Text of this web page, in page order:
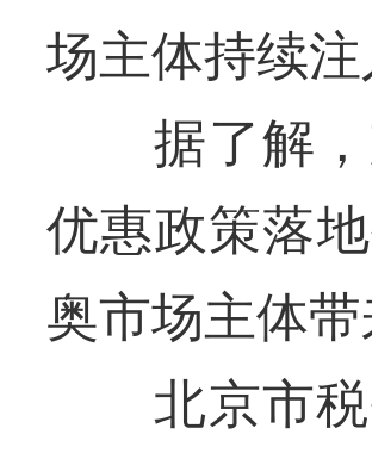
场主体持续
据了解，
优惠政策落
奥市场主体
北京市税